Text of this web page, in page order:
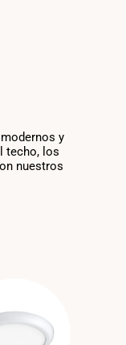
y
techo, los
nuestros